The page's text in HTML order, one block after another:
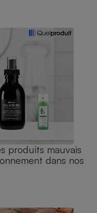
produits mauvais
dans nos